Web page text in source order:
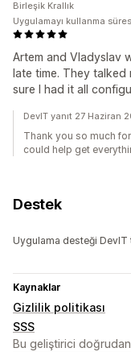
Artem and Vladyslav
late time. They
sure I had it all
Birleşik Krallık
Uygulamayı kullanma
DevIT yanıt 27 Haziran
Thank you so much
could help get
Destek
Uygulama desteği DevIT
Kaynaklar
Gizlilik politikası
SSS
Bu geliştirici